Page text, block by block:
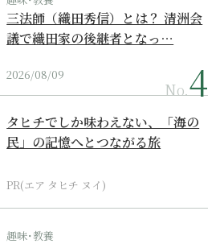
三法師（織田秀信）とは？ 清洲会
議で織田家の後継者となっ…
2026/08/09
No.
タヒチでしか味わえない、「海の
民」の記憶へとつながる旅
PR(エア タヒチ ヌイ)
趣味･教養